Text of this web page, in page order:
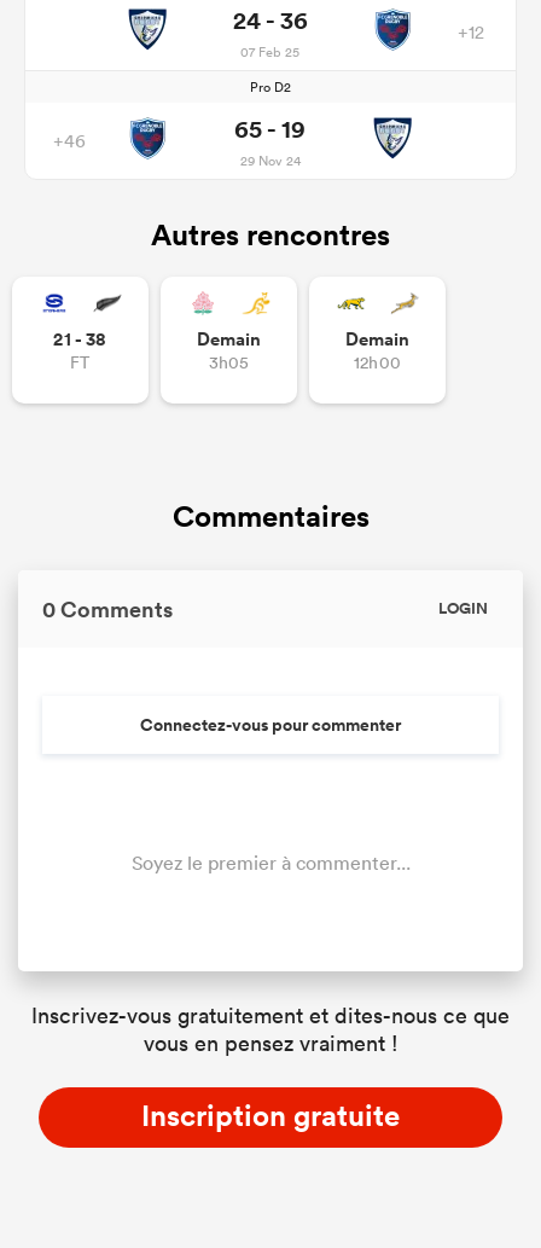
24 - 36
07 Feb 25
+12
Pro D2
+46 65 - 19
29 Nov 24
Autres rencontres
21 - 38
FT
Demain
3h05
Demain
12h00
Commentaires
0 Comments LOGIN
Connectez-vous pour commenter
Soyez le premier à commenter...
Inscrivez-vous gratuitement et dites-nous ce que
vous en pensez vraiment !
Inscription gratuite